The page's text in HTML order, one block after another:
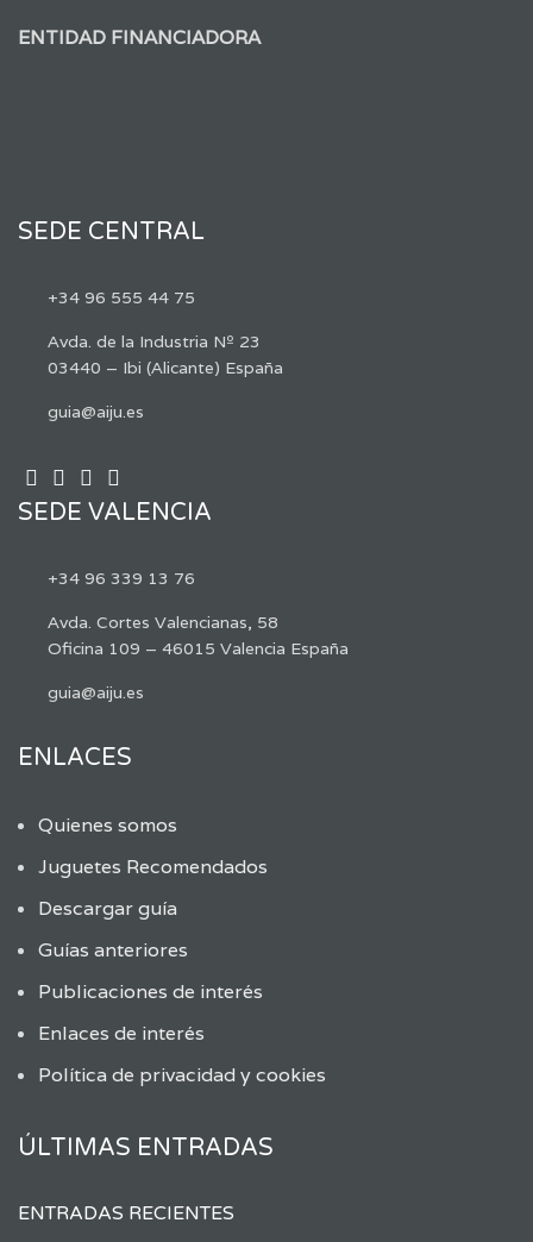
ENTIDAD FINANCIADORA
SEDE CENTRAL
+34 96 555 44 75
Avda. de la Industria Nº 23
03440 – Ibi (Alicante) España
guia@aiju.es
SEDE VALENCIA
+34 96 339 13 76
Avda. Cortes Valencianas, 58
Oficina 109 – 46015 Valencia España
guia@aiju.es
ENLACES
Quienes somos
Juguetes Recomendados
Descargar guía
Guías anteriores
Publicaciones de interés
Enlaces de interés
Política de privacidad y cookies
ÚLTIMAS ENTRADAS
ENTRADAS RECIENTES